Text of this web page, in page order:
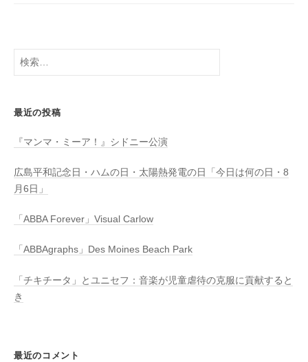
検
索:
最近の投稿
『マンマ・ミーア！』シドニー公演
広島平和記念日・ハムの日・太陽熱発電の日「今日は何の日・8
月6日」
「ABBA Forever」Visual Carlow
「ABBAgraphs」Des Moines Beach Park
「チキチータ」とユニセフ：音楽が児童虐待の克服に貢献すると
き
最近のコメント